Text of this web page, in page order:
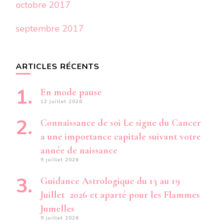
octobre 2017
septembre 2017
ARTICLES RÉCENTS
En mode pause
12 juillet 2026
Connaissance de soi Le signe du Cancer
a une importance capitale suivant votre
année de naissance
9 juillet 2026
Guidance Astrologique du 13 au 19
Juillet 2026 et aparté pour les Flammes
Jumelles
9 juillet 2026